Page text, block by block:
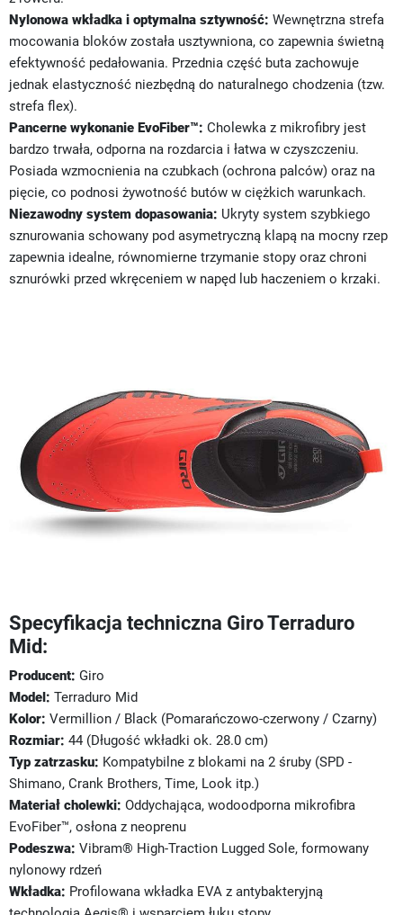
Nylonowa wkładka i optymalna sztywność: Wewnętrzna strefa
mocowania bloków została usztywniona, co zapewnia świetną
efektywność pedałowania. Przednia część buta zachowuje
jednak elastyczność niezbędną do naturalnego chodzenia (tzw.
strefa flex).
Pancerne wykonanie EvoFiber™: Cholewka z mikrofibry jest
bardzo trwała, odporna na rozdarcia i łatwa w czyszczeniu.
Posiada wzmocnienia na czubkach (ochrona palców) oraz na
pięcie, co podnosi żywotność butów w ciężkich warunkach.
Niezawodny system dopasowania: Ukryty system szybkiego
sznurowania schowany pod asymetryczną klapą na mocny rzep
zapewnia idealne, równomierne trzymanie stopy oraz chroni
sznurówki przed wkręceniem w napęd lub haczeniem o krzaki.
Specyfikacja techniczna Giro Terraduro
Mid:
Producent: Giro
Model: Terraduro Mid
Kolor: Vermillion / Black (Pomarańczowo-czerwony / Czarny)
Rozmiar: 44 (Długość wkładki ok. 28.0 cm)
Typ zatrzasku: Kompatybilne z blokami na 2 śruby (SPD -
Shimano, Crank Brothers, Time, Look itp.)
Materiał cholewki: Oddychająca, wodoodporna mikrofibra
EvoFiber™, osłona z neoprenu
Podeszwa: Vibram® High-Traction Lugged Sole, formowany
nylonowy rdzeń
Wkładka: Profilowana wkładka EVA z antybakteryjną